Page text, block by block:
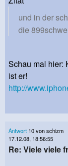
und in der
die
Schau mal hier:
ist er!
http://
Antwort 10 von schizm
17.12.08, 18:56:55
Re: Viele viele